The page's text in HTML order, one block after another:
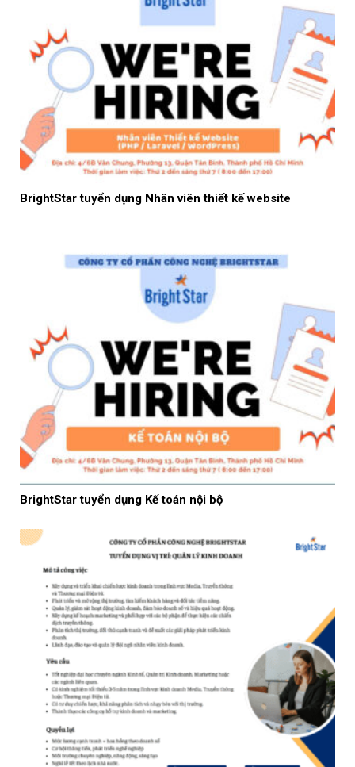
BrightStar tuyển dụng Nhân viên thiết kế website
BrightStar tuyển dụng Kế toán nội bộ